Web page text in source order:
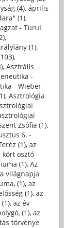
(4), április
(1),
- Turul
,
(1),
,
, Asztrális
-
- Wieber
, Asztrológia
Zsófia (1),
6. -
(1), az
kört osztó
(1), Az
világnapja
(1), az
(1), az
, az év
(1), az
törvénye